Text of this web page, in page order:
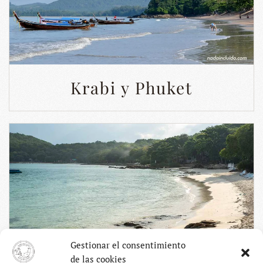
Gestionar el consentimiento
de las cookies
Krabi y Phuket